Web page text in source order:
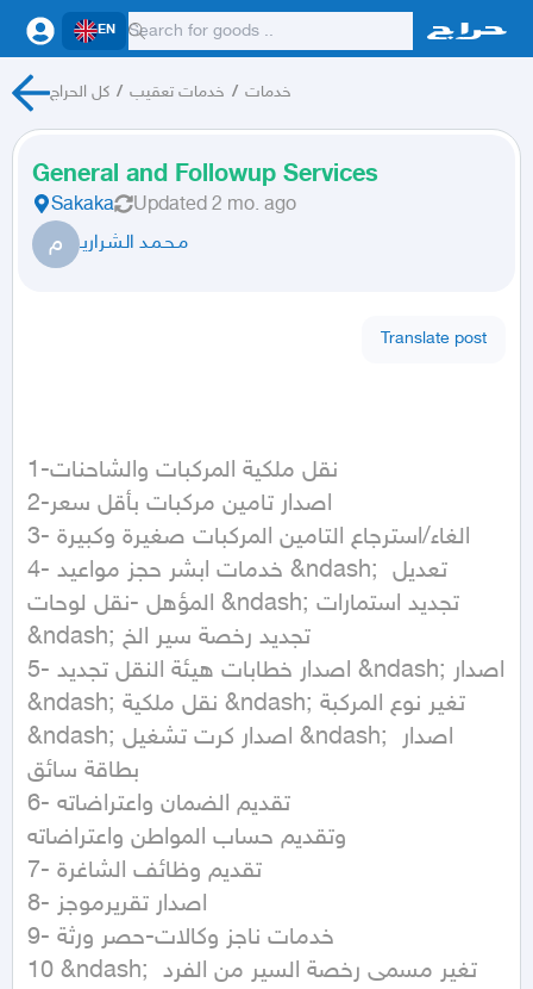
EN
كل الحراج / خدمات تعقيب / خدمات
General and Followup Services
Sakaka Updated 2 mo. ago
م مـحـمـد الـشـراريـ
Translate post
1-نقل ملكية المركبات والشاحنات
2-اصدار تامين مركبات بأقل سعر
3- الغاء/استرجاع التامين المركبات صغيرة وكبيرة
4- خدمات ابشر حجز مواعيد &ndash; تعديل
المؤهل -نقل لوحات &ndash; تجديد استمارات
&ndash; تجديد رخصة سير الخ
5- اصدار خطابات هيئة النقل تجديد &ndash; اصدار
&ndash; نقل ملكية &ndash; تغير نوع المركبة
&ndash; اصدار كرت تشغيل &ndash; اصدار
بطاقة سائق
6- تقديم الضمان واعتراضاته
وتقديم حساب المواطن واعتراضاته
7- تقديم وظائف الشاغرة
8- اصدار تقريرموجز
9- خدمات ناجز وكالات-حصر ورثة
10 &ndash; تغير مسمى رخصة السير من الفرد